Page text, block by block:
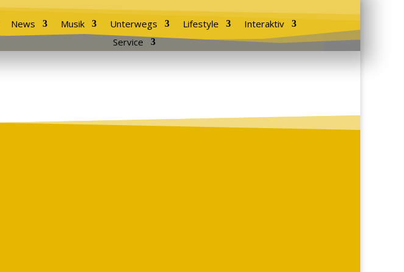
News Musik Unterwegs Lifestyle
Interaktiv
Service